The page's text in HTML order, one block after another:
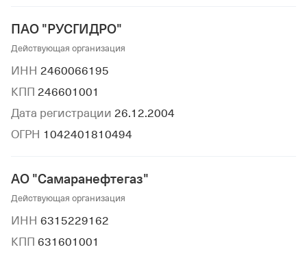
ПАО "РУСГИДРО"
Действующая организация
ИНН 2460066195
КПП 246601001
Дата регистрации 26.12.2004
ОГРН 1042401810494
АО "Самаранефтегаз"
Действующая организация
ИНН 6315229162
КПП 631601001